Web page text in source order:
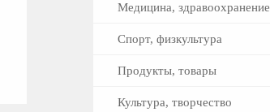
Медицина, здравоохранение
Спорт, физкультура
Продукты, товары
Культура, творчество